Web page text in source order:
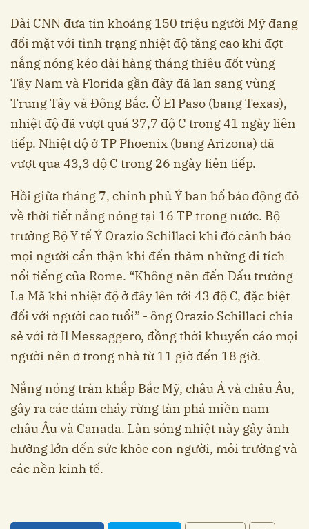
Đài CNN đưa tin khoảng 150 triệu người Mỹ đang
đối mặt với tình trạng nhiệt độ tăng cao khi đợt
nắng nóng kéo dài hàng tháng thiêu đốt vùng
Tây Nam và Florida gần đây đã lan sang vùng
Trung Tây và Đông Bắc. Ở El Paso (bang Texas),
nhiệt độ đã vượt quá 37,7 độ C trong 41 ngày liên
tiếp. Nhiệt độ ở TP Phoenix (bang Arizona) đã
vượt qua 43,3 độ C trong 26 ngày liên tiếp.
Hồi giữa tháng 7, chính phủ Ý ban bố báo động đỏ
về thời tiết nắng nóng tại 16 TP trong nước. Bộ
trưởng Bộ Y tế Ý Orazio Schillaci khi đó cảnh báo
mọi người cẩn thận khi đến thăm những di tích
nổi tiếng của Rome. “Không nên đến Đấu trường
La Mã khi nhiệt độ ở đây lên tới 43 độ C, đặc biệt
đối với người cao tuổi” - ông Orazio Schillaci chia
sẻ với tờ Il Messaggero, đồng thời khuyến cáo mọi
người nên ở trong nhà từ 11 giờ đến 18 giờ.
Nắng nóng tràn khắp Bắc Mỹ, châu Á và châu Âu,
gây ra các đám cháy rừng tàn phá miền nam
châu Âu và Canada. Làn sóng nhiệt này gây ảnh
hưởng lớn đến sức khỏe con người, môi trường và
các nền kinh tế.